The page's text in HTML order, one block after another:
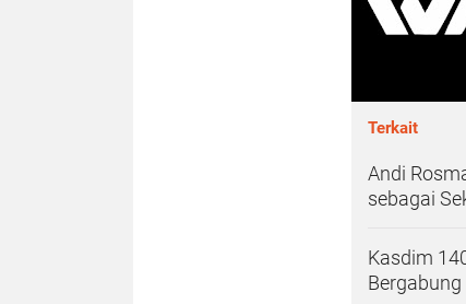
Terkait
Andi
sebagai
Kasdim